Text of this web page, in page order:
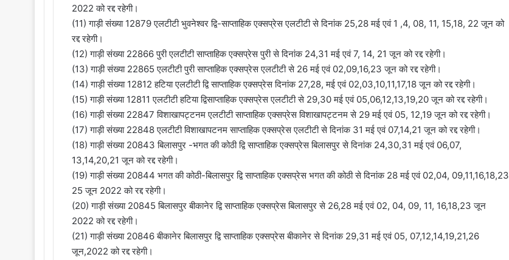
2022 को रद्द रहेगी।
(11) गाड़ी संख्या 12879 एलटीटी भुवनेश्वर द्वि-साप्ताहिक एक्सप्रेस एलटीटी से दिनांक 25,28 मई एवं 1 ,4, 08, 11, 15,18, 22 जून को
रद्द रहेगी।
(12) गाड़ी संख्या 22866 पुरी एलटीटी साप्ताहिक एक्सप्रेस पुरी से दिनांक 24,31 मई एवं 7, 14, 21 जून को रद्द रहेगी।
(13) गाड़ी संख्या 22865 एलटीटी पुरी साप्ताहिक एक्सप्रेस एलटीटी से 26 मई एवं 02,09,16,23 जून को रद्द रहेगी।
(14) गाड़ी संख्या 12812 हटिया एलटीटी द्वि साप्ताहिक एक्सप्रेस दिनांक 27,28, मई एवं 02,03,10,11,17,18 जून को रद्द रहेगी।
(15) गाड़ी संख्या 12811 एलटीटी हटिया द्विसाप्ताहिक एक्सप्रेस एलटीटी से 29,30 मई एवं 05,06,12,13,19,20 जून को रद्द रहेगी।
(16) गाड़ी संख्या 22847 विशाखापट्टनम एलटीटी साप्ताहिक एक्सप्रेस विशाखापट्टनम से 29 मई एवं 05, 12,19 जून को रद्द रहेगी।
(17) गाड़ी संख्या 22848 एलटीटी विशाखापटनम साप्ताहिक एक्सप्रेस एलटीटी से दिनांक 31 मई एवं 07,14,21 जून को रद्द रहेगी।
(18) गाड़ी संख्या 20843 बिलासपुर -भगत की कोठी द्वि साप्ताहिक एक्सप्रेस बिलासपुर से दिनांक 24,30,31 मई एवं 06,07,
13,14,20,21 जून को रद्द रहेगी।
(19) गाड़ी संख्या 20844 भगत की कोठी-बिलासपुर द्वि साप्ताहिक एक्सप्रेस भगत की कोठी से दिनांक 28 मई एवं 02,04, 09,11,16,18,23
25 जून 2022 को रद्द रहेगी।
(20) गाड़ी संख्या 20845 बिलासपुर बीकानेर द्वि साप्ताहिक एक्सप्रेस बिलासपुर से 26,28 मई एवं 02, 04, 09, 11, 16,18,23 जून
2022 को रद्द रहेगी।
(21) गाड़ी संख्या 20846 बीकानेर बिलासपुर द्वि साप्ताहिक एक्सप्रेस बीकानेर से दिनांक 29,31 मई एवं 05, 07,12,14,19,21,26
जून,2022 को रद्द रहेगी।